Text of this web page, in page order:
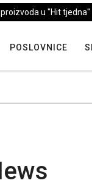
Iskoristite
POSLOVNICE